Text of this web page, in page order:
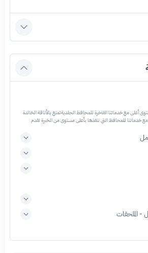
ارتقِ بما تحمله يوميا إلى مستوى أعلى مع خدماتنا الفاخرة للمحافظ الجلديةتمتع بالأناقة الخالدة
مع خدماتنا للمحافظ التي ننفذها بأعلى مستوى من الخبرة نقدم
وفقًا لتفضيلاتك الفريدة
- الملحقات